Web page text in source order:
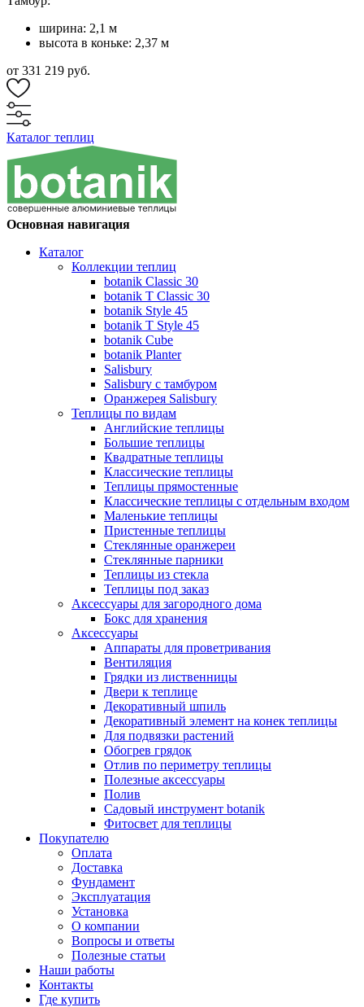
ширина: 2,1 м
высота в коньке: 2,37 м
от 331 219 руб.
Каталог теплиц
Основная навигация
Каталог
Коллекции теплиц
botanik Classic 30
botanik T Classic 30
botanik Style 45
botanik Т Style 45
botanik Cube
botanik Planter
Salisbury
Salisbury с тамбуром
Оранжерея Salisbury
Теплицы по видам
Английские теплицы
Большие теплицы
Квадратные теплицы
Классические теплицы
Теплицы прямостенные
Классические теплицы с отдельным входом
Маленькие теплицы
Пристенные теплицы
Стеклянные оранжереи
Стеклянные парники
Теплицы из стекла
Теплицы под заказ
Аксессуары для загородного дома
Бокс для хранения
Аксессуары
Аппараты для проветривания
Вентиляция
Грядки из лиственницы
Двери к теплице
Декоративный шпиль
Декоративный элемент на конек теплицы
Для подвязки растений
Обогрев грядок
Отлив по периметру теплицы
Полезные аксессуары
Полив
Садовый инструмент botanik
Фитосвет для теплицы
Покупателю
Оплата
Доставка
Фундамент
Эксплуатация
Установка
О компании
Вопросы и ответы
Полезные статьи
Наши работы
Контакты
Где купить